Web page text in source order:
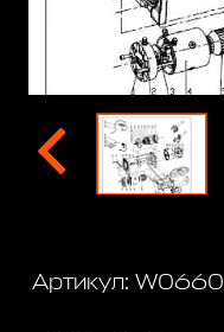
Артикул: W0660